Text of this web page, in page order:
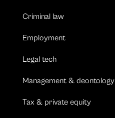
Criminal law
Employment
Legal tech
Management & deontology
Tax & private equity